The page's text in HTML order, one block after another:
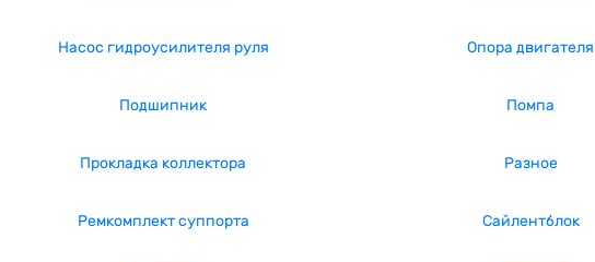
Насос гидроусилителя руля Опора двигателя
Подшипник Помпа
Прокладка коллектора Разное
Ремкомплект суппорта Сайлентблок